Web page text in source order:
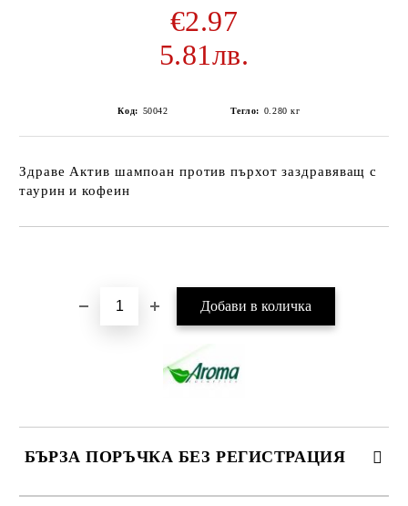
€2.97
5.81лв.
Код: 50042 Тегло: 0.280 кг
Здраве Актив шампоан против пърхот заздравяващ с
таурин и кофеин
БЪРЗА ПОРЪЧКА БЕЗ РЕГИСТРАЦИЯ